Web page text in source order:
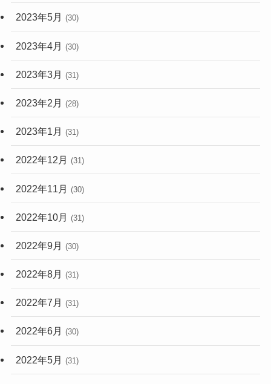
2023年5月 (30)
2023年4月 (30)
2023年3月 (31)
2023年2月 (28)
2023年1月 (31)
2022年12月 (31)
2022年11月 (30)
2022年10月 (31)
2022年9月 (30)
2022年8月 (31)
2022年7月 (31)
2022年6月 (30)
2022年5月 (31)